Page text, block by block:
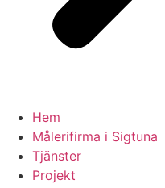
Hem
Målerifirma i Sigtuna
Tjänster
Projekt